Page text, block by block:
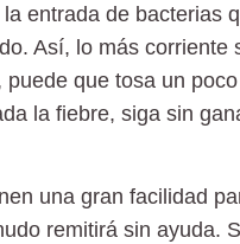
entrada de bacterias
Así, lo más corriente
que tosa un
la fiebre, siga sin
una gran facilidad
remitirá sin ayuda.